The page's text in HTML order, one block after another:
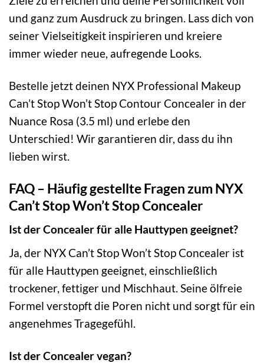
und ganz zum Ausdruck zu bringen. Lass dich von
seiner Vielseitigkeit inspirieren und kreiere
immer wieder neue, aufregende Looks.
Bestelle jetzt deinen NYX Professional Makeup
Can’t Stop Won’t Stop Contour Concealer in der
Nuance Rosa (3.5 ml) und erlebe den
Unterschied! Wir garantieren dir, dass du ihn
lieben wirst.
FAQ – Häufig gestellte Fragen zum NYX
Can’t Stop Won’t Stop Concealer
Ist der Concealer für alle Hauttypen geeignet?
Ja, der NYX Can’t Stop Won’t Stop Concealer ist
für alle Hauttypen geeignet, einschließlich
trockener, fettiger und Mischhaut. Seine ölfreie
Formel verstopft die Poren nicht und sorgt für ein
angenehmes Tragegefühl.
Ist der Concealer vegan?